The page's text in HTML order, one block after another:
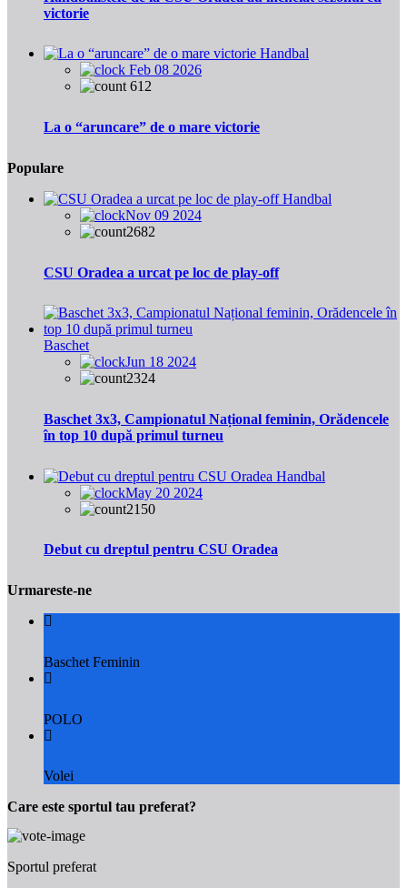
victorie
Handbal
Feb 08 2026
612
La o “aruncare” de o mare victorie
Populare
Handbal
Nov 09 2024
2682
CSU Oradea a urcat pe loc de play-off
Baschet
Jun 18 2024
2324
Baschet 3x3, Campionatul Național feminin, Orădencele
în top 10 după primul turneu
Handbal
May 20 2024
2150
Debut cu dreptul pentru CSU Oradea
Urmareste-ne
Baschet Feminin
POLO
Volei
Care este sportul tau preferat?
Sportul preferat